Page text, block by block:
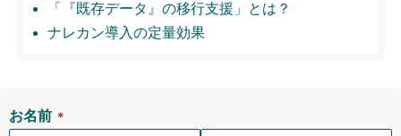
「『既存データ』の移行支援」とは？
ナレカン導入の定量効果
お名前 ＊